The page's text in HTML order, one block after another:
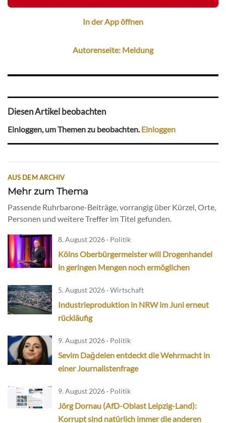
In der App öffnen
Autorenseite: Meldung
Diesen Artikel beobachten
Einloggen, um Themen zu beobachten.Einloggen
AUS DEM ARCHIV
Mehr zum Thema
Passende Ruhrbarone-Beiträge, vorrangig über Kürzel, Orte,
Personen und weitere Treffer im Titel gefunden.
8. August 2026 · Politik
Kölns Oberbürgermeister will Drogenhandel
in geringen Mengen noch ermöglichen
5. August 2026 · Wirtschaft
Industrieproduktion in NRW im Juni erneut
rückläufig
9. August 2026 · Politik
Sevim Dağdelen entdeckt die Wehrmacht in
einer Journalistenfrage
9. August 2026 · Politik
Jörg Dornau (AfD-Oblast Leipzig-Land):
Korrupt sind natürlich immer die anderen